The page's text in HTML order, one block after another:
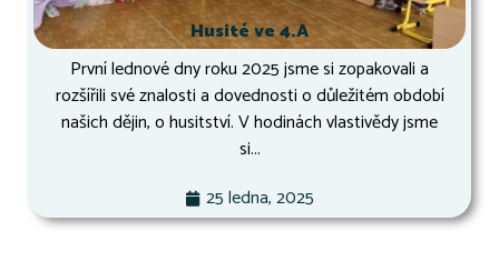
Husité ve 4.A
První lednové dny roku 2025 jsme si zopakovali a
rozšířili své znalosti a dovednosti o důležitém období
našich dějin, o husitství. V hodinách vlastivědy jsme
si...
25 ledna, 2025